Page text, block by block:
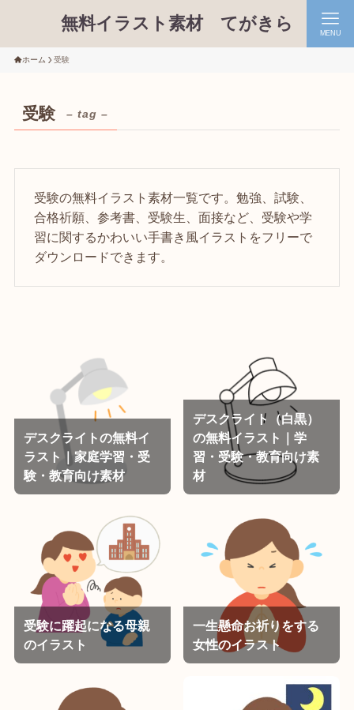
無料イラスト素材 てがきら MENU
ホーム 受験
受験 – tag –
受験の無料イラスト素材一覧です。勉強、試験、
合格祈願、参考書、受験生、面接など、受験や学
習に関するかわいい手書き風イラストをフリーで
ダウンロードできます。
デスクライトの無料イ
ラスト｜家庭学習・受
験・教育向け素材
デスクライト（白黒）
の無料イラスト｜学
習・受験・教育向け素
材
受験に躍起になる母親
のイラスト
一生懸命お祈りをする
女性のイラスト